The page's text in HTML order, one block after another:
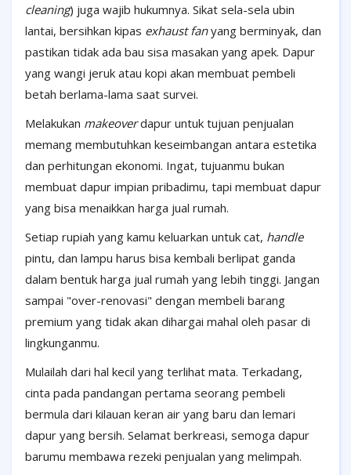
cleaning) juga wajib hukumnya. Sikat sela-sela ubin
lantai, bersihkan kipas exhaust fanyang berminyak, dan
pastikan tidak ada bau sisa masakan yang apek. Dapur
yang wangi jeruk atau kopi akan membuat pembeli
betah berlama-lama saat survei.
Melakukan makeoverdapur untuk tujuan penjualan
memang membutuhkan keseimbangan antara estetika
dan perhitungan ekonomi. Ingat, tujuanmu bukan
membuat dapur impian pribadimu, tapi membuat dapur
yang bisa menaikkan harga jual rumah.
Setiap rupiah yang kamu keluarkan untuk cat, handle
pintu, dan lampu harus bisa kembali berlipat ganda
dalam bentuk harga jual rumah yang lebih tinggi. Jangan
sampai "over-renovasi" dengan membeli barang
premium yang tidak akan dihargai mahal oleh pasar di
lingkunganmu.
Mulailah dari hal kecil yang terlihat mata. Terkadang,
cinta pada pandangan pertama seorang pembeli
bermula dari kilauan keran air yang baru dan lemari
dapur yang bersih. Selamat berkreasi, semoga dapur
barumu membawa rezeki penjualan yang melimpah.